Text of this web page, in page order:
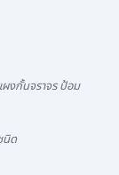
งกั้นจราจร ป้อม
นิด